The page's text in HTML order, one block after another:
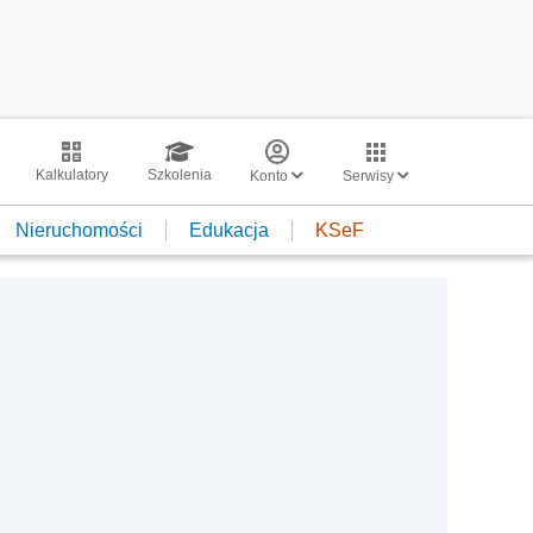
Kalkulatory Szkolenia Konto Serwisy
Nieruchomości Edukacja KSeF